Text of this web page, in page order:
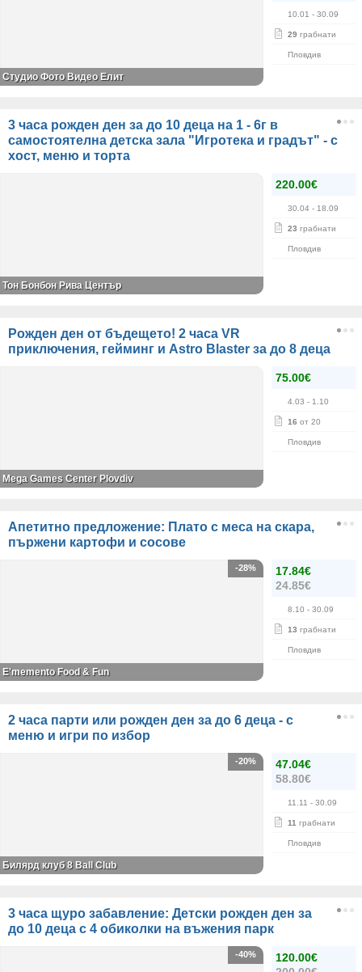
10.01 - 30.09
29 грабнати
Пловдив
Студио Фото Видео Елит
3 часа рожден ден за до 10 деца на 1 - 6г в
самостоятелна детска зала "Игротека и градът" - с
хост, меню и торта
220.00€
30.04 - 18.09
23 грабнати
Пловдив
Тон Бонбон Рива Център
Рожден ден от бъдещето! 2 часа VR
приключения, гейминг и Astro Blaster за до 8 деца
75.00€
4.03 - 1.10
16 от 20
Пловдив
Mega Games Center Plovdiv
Апетитно предложение: Плато с меса на скара,
пържени картофи и сосове
17.84€
24.85€
8.10 - 30.09
13 грабнати
Пловдив
-28%
E'memento Food & Fun
2 часа парти или рожден ден за до 6 деца - с
меню и игри по избор
47.04€
58.80€
11.11 - 30.09
11 грабнати
Пловдив
-20%
Билярд клуб 8 Ball Club
3 часа щуро забавление: Детски рожден ден за
до 10 деца с 4 обиколки на въжения парк
120.00€
-40%